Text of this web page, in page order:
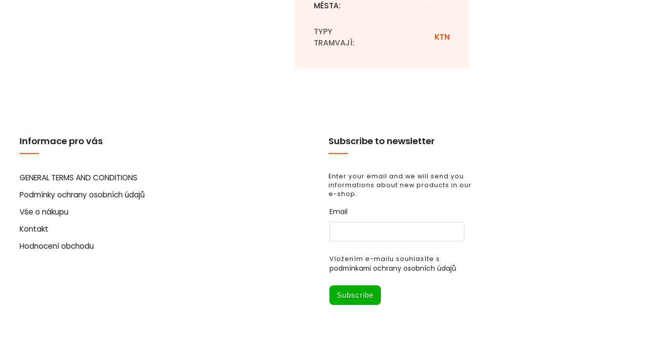
MĚSTA:
TYPY
TRAMVAJÍ:
KTN
Informace pro vás
GENERAL TERMS AND CONDITIONS
Podmínky ochrany osobních údajů
Vše o nákupu
Kontakt
Hodnocení obchodu
Subscribe to newsletter
Enter your email and we will send you
informations about new products in our
e-shop.
Email
Vložením e-mailu souhlasíte s
podmínkami ochrany osobních údajů
Subscribe